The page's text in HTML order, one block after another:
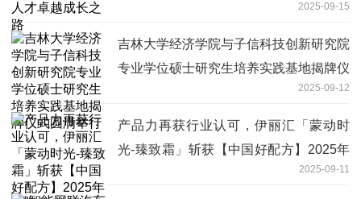
2025-09-15
吉林大学经济学院与子信科技创新研究院
专业学位硕士研究生培养实践基地揭牌仪
2025-09-12
产品力再获行业认可，伊丽汇「蒙动时
光-臻致霜」斩获【中国好配方】2025年
2025-09-11